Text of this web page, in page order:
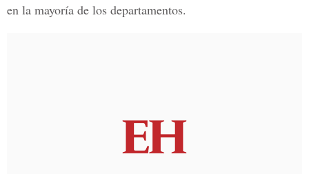
en la mayoría de los departamentos.